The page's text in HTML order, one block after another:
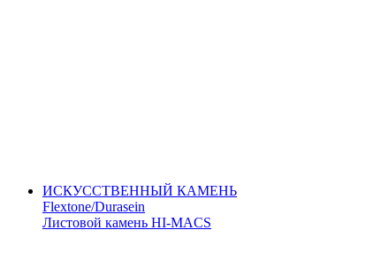
ИСКУССТВЕННЫЙ КАМЕНЬ
Flextone/Durasein
Листовой камень HI-MACS